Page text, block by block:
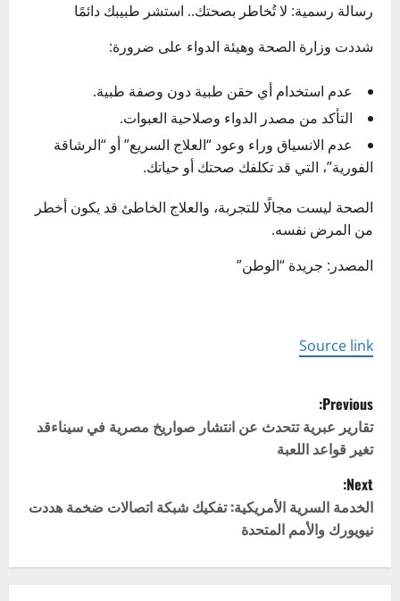
رسالة رسمية: لا تُخاطر بصحتك.. استشر طبيبك دائمًا
شددت وزارة الصحة وهيئة الدواء على ضرورة:
عدم استخدام أي حقن طبية دون وصفة طبية.
التأكد من مصدر الدواء وصلاحية العبوات.
عدم الانسياق وراء وعود “العلاج السريع” أو “الرشاقة
الفورية”، التي قد تكلفك صحتك أو حياتك.
الصحة ليست مجالًا للتجربة، والعلاج الخاطئ قد يكون أخطر
من المرض نفسه.
المصدر: جريدة “الوطن”
Source link
P
o
s
t
n
Previous:
تقارير عبرية تتحدث عن انتشار صواريخ مصرية في سيناءقد
تغير قواعد اللعبة
Next:
الخدمة السرية الأمريكية: تفكيك شبكة اتصالات ضخمة هددت
نيويورك والأمم المتحدة